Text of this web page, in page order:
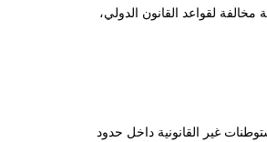
أحادية مخالفة لقواعد القانون الدولي،
غير القانونية داخل حدود